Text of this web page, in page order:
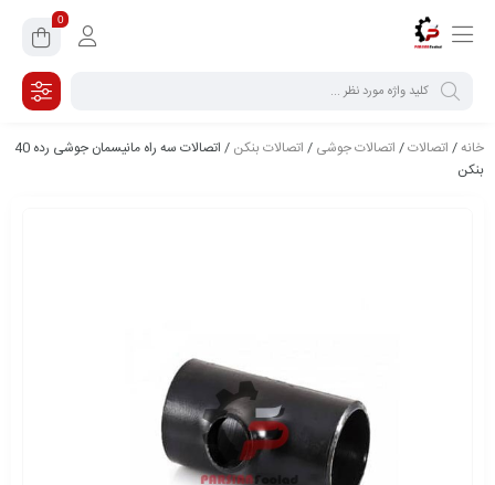
0
خانه/ اتصالات/ اتصالات جوشی / اتصالات بنکن
/ اتصالات سه راه مانیسمان جوشی رده 40
بنکن